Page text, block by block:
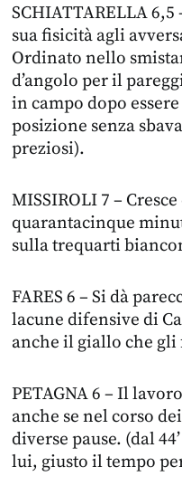
SCHIATTARELLA
sua fisicità agli
Ordinato nello
d’angolo per il
in campo dopo
posizione senza
preziosi).
MISSIROLI 7 –
quarantacinque
sulla trequarti
FARES 6 – Si dà
lacune difensive di
anche il giallo che
PETAGNA 6 – Il
anche se nel corso
diverse pause. (dal
lui, giusto il tempo